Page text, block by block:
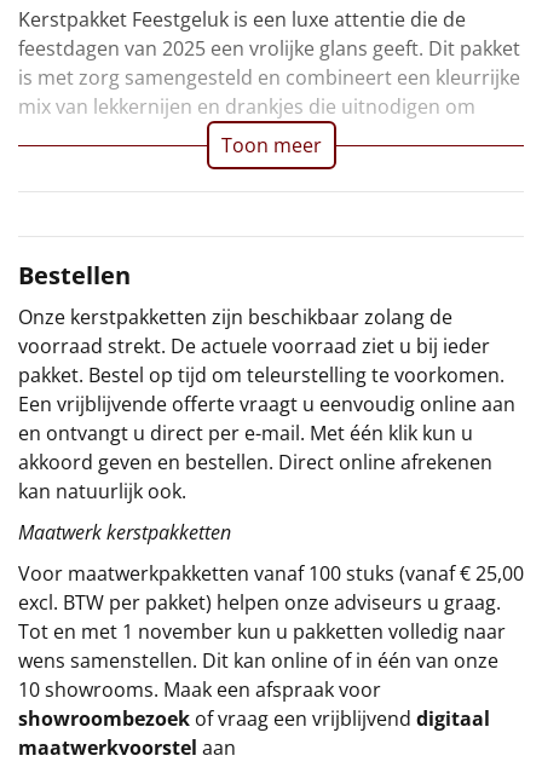
Overige
Ideeën
Doe het zelf
Sinterklaaspakketten
Particulier
Kerstgeschenken 2026
Relatiegeschenken
Cadeaubon
Per stuk
Alle overige
Kerstpakket Feestgeluk is een luxe attentie die de
feestdagen van 2025 een vrolijke glans geeft. Dit pakket
is met zorg samengesteld en combineert een kleurrijke
mix van lekkernijen en drankjes die uitnodigen om
Toon meer
Bestellen
Onze kerstpakketten zijn beschikbaar zolang de
voorraad strekt. De actuele voorraad ziet u bij ieder
pakket. Bestel op tijd om teleurstelling te voorkomen.
Een vrijblijvende offerte vraagt u eenvoudig online aan
en ontvangt u direct per e-mail. Met één klik kun u
akkoord geven en bestellen. Direct online afrekenen
kan natuurlijk ook.
Maatwerk kerstpakketten
Voor maatwerkpakketten vanaf 100 stuks (vanaf € 25,00
excl. BTW per pakket) helpen onze adviseurs u graag.
Tot en met 1 november kun u pakketten volledig naar
wens samenstellen. Dit kan online of in één van onze
10 showrooms. Maak een afspraak voor
showroombezoek of vraag een vrijblijvend digitaal
maatwerkvoorstel aan